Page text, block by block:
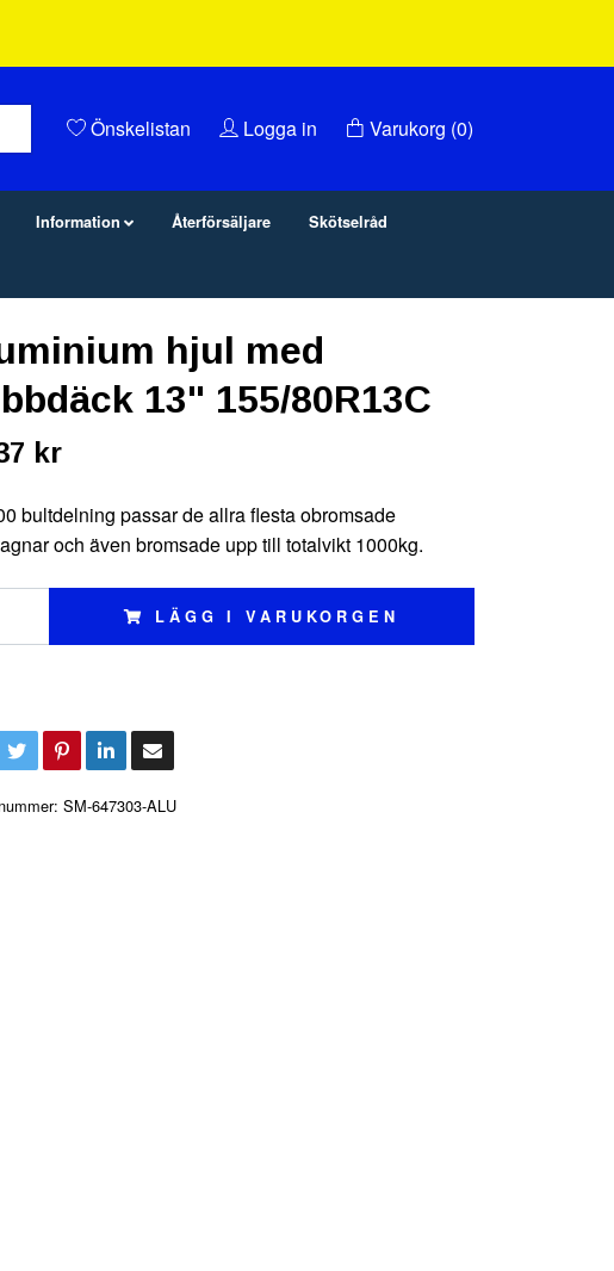
Önskelistan Logga in Varukorg (0)
Information Återförsäljare Skötselråd
hjul med
13" 155/80R13C
kr
bultdelning passar de allra flesta obromsade
och även bromsade upp till totalvikt 1000kg.
LÄGG I VARUKORGEN
SM-647303-ALU